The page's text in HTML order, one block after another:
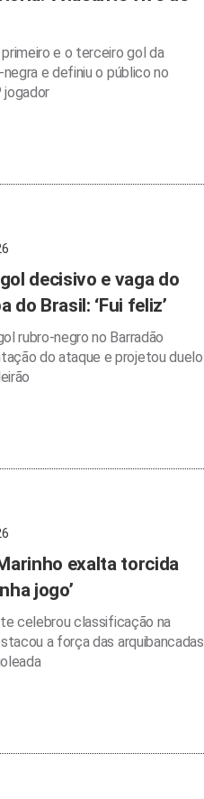
e o terceiro gol da
e definiu o público no
jogador
decisivo e vaga do
do Brasil: ‘Fui feliz’
rubro-negro no Barradão
do ataque e projetou duelo
exalta torcida
jogo’
celebrou classificação na
a força das arquibancadas